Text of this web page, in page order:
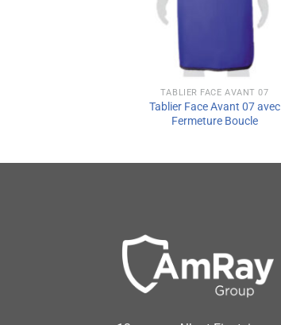
TABLIER FACE AVANT 07
Tablier Face Avant 07 avec
Fermeture Boucle